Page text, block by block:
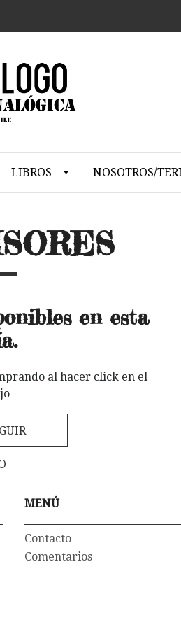
LIBROS NOSOTROS/
en esta
al hacer click en el
MENÚ
Contacto
Comentarios